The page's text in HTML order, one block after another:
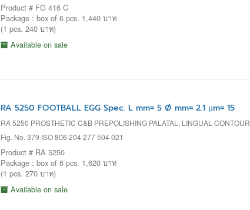
Product # FG 416 C
Package : box of 6 pcs. 1,440 บาท
(1 pcs. 240 บาท)
Available on sale
RA 5250 FOOTBALL EGG Spec. L mm= 5 Ø mm= 2.1 µm= 15
RA 5250 PROSTHETIC C&B PREPOLISHING PALATAL, LINGUAL CONTOUR
Fig. No. 379 ISO 806 204 277 504 021
Product # RA 5250
Package : box of 6 pcs. 1,620 บาท
(1 pcs. 270 บาท)
Available on sale